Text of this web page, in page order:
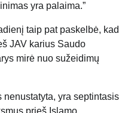
yra palaima.”
taip pat paskelbė, kad
JAV karius Saudo
mirė nuo sužeidimų
yra septintasis